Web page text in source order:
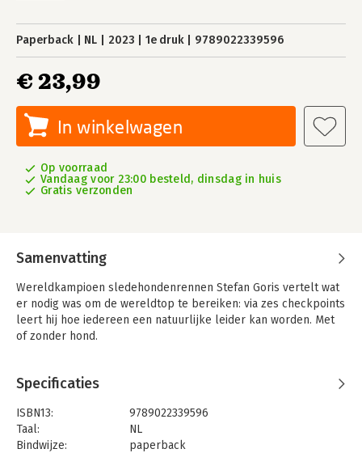
Paperback NL 2023 1e druk 9789022339596
€ 23,99
In winkelwagen
Op voorraad
Vandaag voor 23:00 besteld, dinsdag in huis
Gratis verzonden
Samenvatting
Wereldkampioen sledehondenrennen Stefan Goris vertelt wat
er nodig was om de wereldtop te bereiken: via zes checkpoints
leert hij hoe iedereen een natuurlijke leider kan worden. Met
of zonder hond.
sledehondenrennen Stefan Goris terug naar logica en eenvoud.
earthness en oosterse filosofie à la Bruce Lee – is samenleven
met jouw hond of roedel niet zo ingewikkeld als het lijkt. Goris’
uitgangspunt: wanneer honden grenzen leren aanvaarden
Specificaties
ISBN13:
9789022339596
Taal:
NL
Bindwijze:
paperback